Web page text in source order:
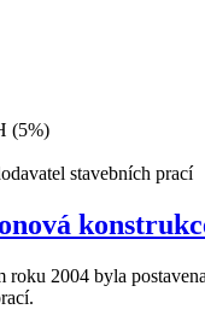
(5%)
stavebních prací
roku 2004 byla